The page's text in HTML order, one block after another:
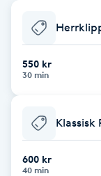
Babylights
Balayage
Barber
550 kr
30 min
Klassisk
600 kr
40 min